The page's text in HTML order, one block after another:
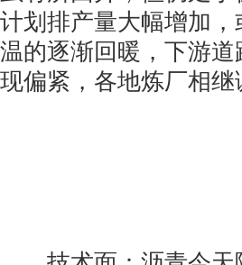
计划排产量大幅增加
温的逐渐回暖，下游
现偏紧，各地炼厂相